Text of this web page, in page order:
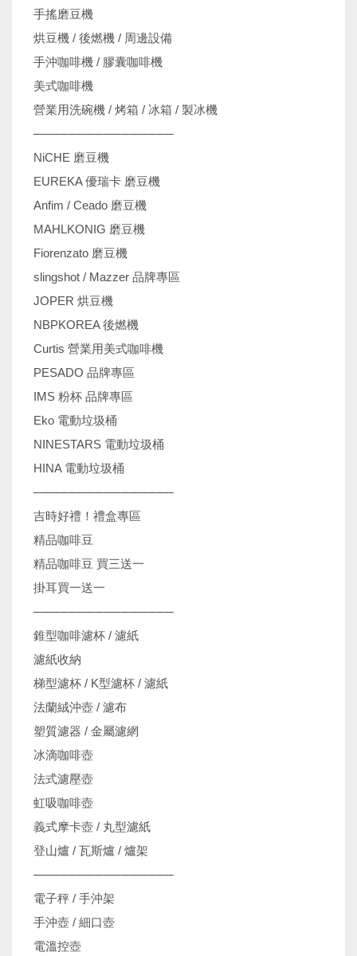
手搖磨豆機
烘豆機 / 後燃機 / 周邊設備
手沖咖啡機 / 膠囊咖啡機
美式咖啡機
營業用洗碗機 / 烤箱 / 冰箱 / 製冰機
────────────────
NiCHE 磨豆機
EUREKA 優瑞卡 磨豆機
Anfim / Ceado 磨豆機
MAHLKONIG 磨豆機
Fiorenzato 磨豆機
slingshot / Mazzer 品牌專區
JOPER 烘豆機
NBPKOREA 後燃機
Curtis 營業用美式咖啡機
PESADO 品牌專區
IMS 粉杯 品牌專區
Eko 電動垃圾桶
NINESTARS 電動垃圾桶
HINA 電動垃圾桶
────────────────
吉時好禮！禮盒專區
精品咖啡豆
精品咖啡豆 買三送一
掛耳買一送一
────────────────
錐型咖啡濾杯 / 濾紙
濾紙收納
梯型濾杯 / K型濾杯 / 濾紙
法蘭絨沖壺 / 濾布
塑質濾器 / 金屬濾網
冰滴咖啡壺
法式濾壓壺
虹吸咖啡壺
義式摩卡壺 / 丸型濾紙
登山爐 / 瓦斯爐 / 爐架
────────────────
電子秤 / 手沖架
手沖壺 / 細口壺
電溫控壺